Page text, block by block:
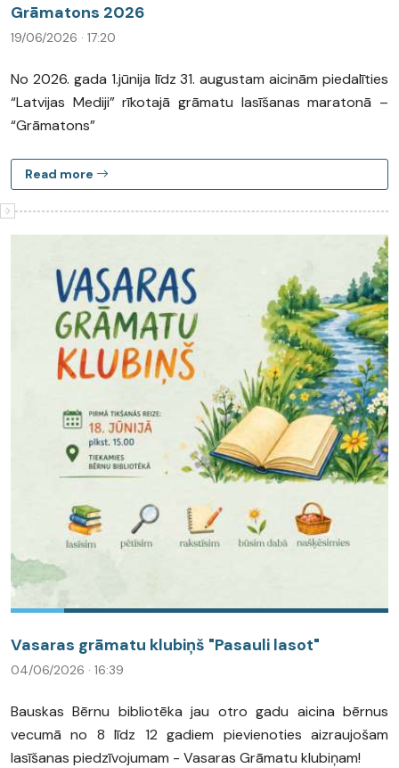
Grāmatons 2026
19/06/2026 · 17:20
No 2026. gada 1.jūnija līdz 31. augustam aicinām piedalīties
“Latvijas Mediji” rīkotajā grāmatu lasīšanas maratonā –
“Grāmatons”
Read more
Vasaras grāmatu klubiņš "Pasauli lasot"
04/06/2026 · 16:39
Bauskas Bērnu bibliotēka jau otro gadu aicina bērnus
vecumā no 8 līdz 12 gadiem pievienoties aizraujošam
lasīšanas piedzīvojumam - Vasaras Grāmatu klubiņam!